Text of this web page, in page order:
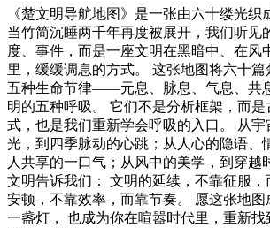
《楚文明导航地图》是一张由六十缕光织
当竹简沉睡两千年再度被展开，我们听见
度、事件，而是一座文明在黑暗中、在风
里，缓缓调息的方式。 这张地图将六十
五种生命节律——元息、脉息、气息、
明的五种呼吸。 它们不是分析框架，而
式，也是我们重新学会呼吸的入口。 从
光，到四季脉动的心跳；从人心的隐语、
人共享的一口气；从风中的美学，到穿
文明告诉我们： 文明的延续，不靠征服，
安顿，不靠效率，而靠节奏。 愿这张地
一盏灯， 也成为你在喧嚣时代里，重新